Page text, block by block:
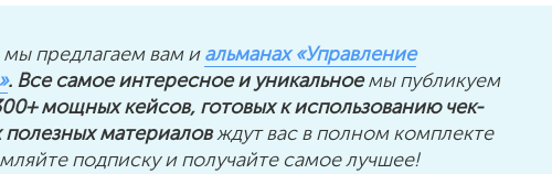
предлагаем вам иальманах «Управление
. Все самое интересное и уникальноемы публикуем
мощных кейсов, готовых к использованию чек-
полезных материаловждут вас в полном комплекте
подписку и получайте самое лучшее!